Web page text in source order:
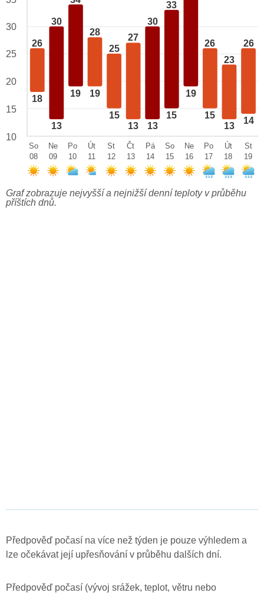
26
18
30
13
19
28
19
25
15
27
13
30
13
33
15
19
26
15
23
13
26
14
30
25
20
15
10
So
08
Ne
09
Po
10
Út
11
St
12
Čt
13
Pá
14
So
15
Ne
16
Po
17
Út
18
St
19
Graf zobrazuje nejvyšší a nejnižší denní teploty v průběhu
příštích dnů.
Předpověď počasí na více než týden je pouze výhledem a
lze očekávat její upřesňování v průběhu dalších dní.
Předpověď počasí (vývoj srážek, teplot, větru nebo